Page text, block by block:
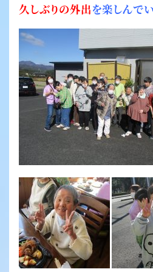
久しぶりの外出を楽しんで